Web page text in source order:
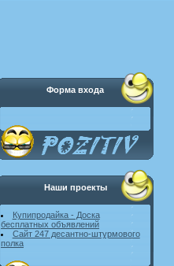
Форма входа
Наши проекты
Купипродайка - Доска
бесплатных объявлений
Сайт 247 десантно-штурмового
полка